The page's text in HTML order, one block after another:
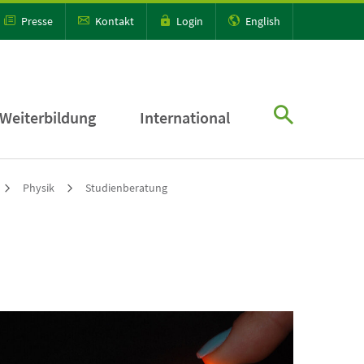
Presse Kontakt Login English
Weiterbildung International
Physik Studienberatung